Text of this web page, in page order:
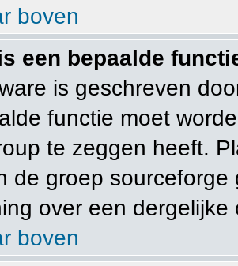
boven
een bepaalde
is geschreven
functie moet
te zeggen heeft.
de groep
over een
boven